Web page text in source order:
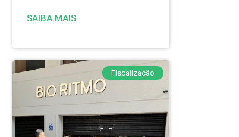
SAIBA MAIS
Fiscalização